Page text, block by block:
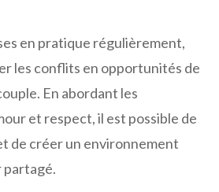
en pratique régulièrement,
les conflits en opportunités de
En abordant les
et respect, il est possible de
de créer un environnement
partagé.